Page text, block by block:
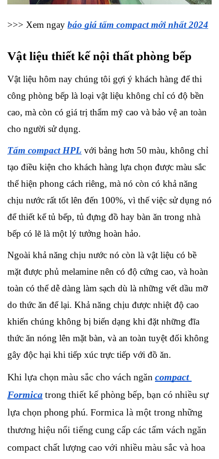
>>> Xem ngay báo giá tấm compact mới nhất 2024
Vật liệu thiết kế nội thất phòng bếp
Vật liệu hôm nay chúng tôi gợi ý khách hàng để thi
công phòng bếp là loại vật liệu không chỉ có độ bền
cao, mà còn có giá trị thẩm mỹ cao và bảo vệ an toàn
cho người sử dụng.
Tấm compact HPL với bảng hơn 50 màu, không chỉ
tạo điều kiện cho khách hàng lựa chọn được màu sắc
thể hiện phong cách riêng, mà nó còn có khả năng
chịu nước rất tốt lên đến 100%, vì thế việc sử dụng nó
để thiết kế tủ bếp, tủ đựng đồ hay bàn ăn trong nhà
bếp có lẽ là một lý tưởng hoàn hảo.
Ngoài khả năng chịu nước nó còn là vật liệu có bề
mặt được phủ melamine nên có độ cứng cao, và hoàn
toàn có thể dễ dàng làm sạch dù là những vết dầu mỡ
do thức ăn để lại. Khả năng chịu được nhiệt độ cao
khiến chúng không bị biến dạng khi đặt những đĩa
thức ăn nóng lên mặt bàn, và an toàn tuyệt đối không
gây độc hại khi tiếp xúc trực tiếp với đồ ăn.
Khi lựa chọn màu sắc cho vách ngăn compact
Formica trong thiết kế phòng bếp, bạn có nhiều sự
lựa chọn phong phú. Formica là một trong những
thương hiệu nổi tiếng cung cấp các tấm vách ngăn
compact chất lượng cao với nhiều màu sắc và hoa